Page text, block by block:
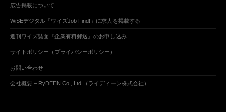
広告掲載について
WiSEデジタル「ワイズJob Find!」に求人を掲載する
週刊ワイズ誌面『企業有料郵送』のお申し込み
サイトポリシー（プライバシーポリシー）
お問い合わせ
会社概要 – RyDEEN Co., Ltd.（ライディーン株式会社）